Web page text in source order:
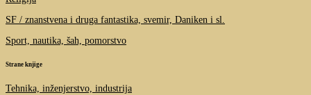
SF / znanstvena i druga fantastika, svemir, Daniken i sl.
Sport, nautika, šah, pomorstvo
Strane knjige
Tehnika, inženjerstvo, industrija